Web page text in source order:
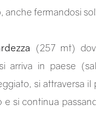
anche fermandosi
(257 mt)
arriva in paese
si attraversa
e si continua